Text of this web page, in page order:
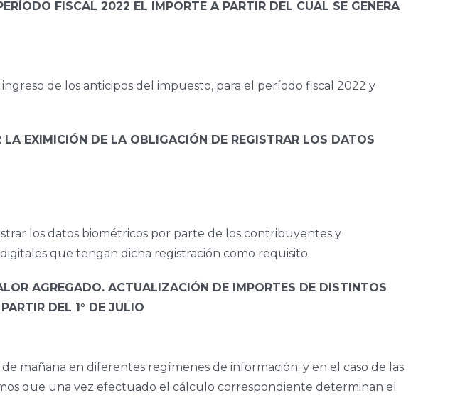
FISCAL 2022 EL IMPORTE A PARTIR DEL CUAL SE GENERA
de los anticipos del impuesto, para el período fiscal 2022 y
EXIMICIÓN DE LA OBLIGACIÓN DE REGISTRAR LOS DATOS
los datos biométricos por parte de los contribuyentes y
que tengan dicha registración como requisito.
AGREGADO. ACTUALIZACIÓN DE IMPORTES DE DISTINTOS
DEL 1° DE JULIO
mañana en diferentes regímenes de información; y en el caso de las
que una vez efectuado el cálculo correspondiente determinan el